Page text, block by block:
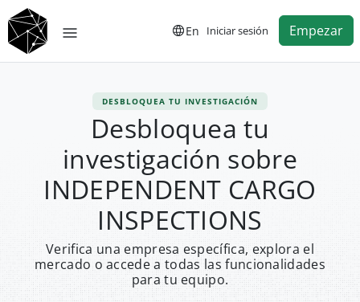
En Iniciar sesión Empezar
DESBLOQUEA TU INVESTIGACIÓN
Desbloquea tu
investigación sobre
INDEPENDENT CARGO
INSPECTIONS
Verifica una empresa específica, explora el
mercado o accede a todas las funcionalidades
para tu equipo.